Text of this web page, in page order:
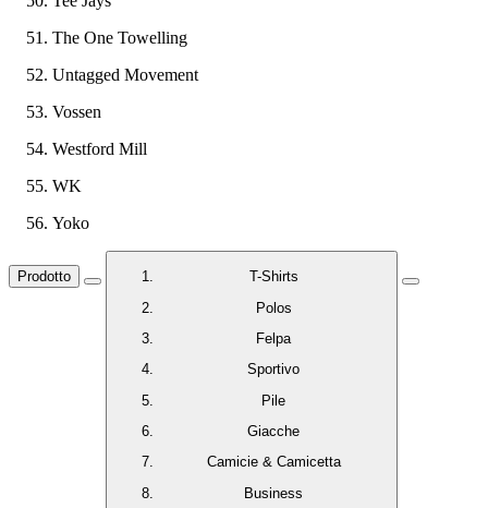
The One Towelling
Untagged Movement
Vossen
Westford Mill
WK
Yoko
Prodotto
T-Shirts
Polos
Felpa
Sportivo
Pile
Giacche
Camicie & Camicetta
Business